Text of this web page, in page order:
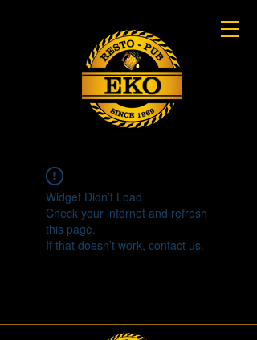
Widget Didn’t Load
Check your internet and refresh
this page.
If that doesn’t work, contact us.